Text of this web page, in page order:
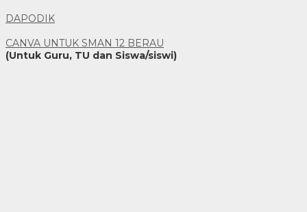
DAPODIK
CANVA UNTUK SMAN 12 BERAU
(Untuk Guru, TU dan Siswa/siswi)